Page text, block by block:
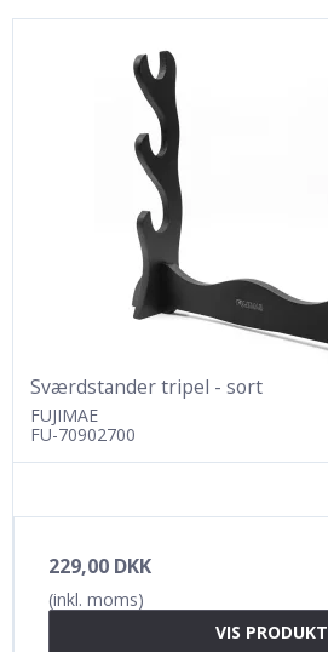
Sværdstander tripel - sort
FUJIMAE
FU-70902700
229,00 DKK
(inkl. moms)
VIS PRODUKT